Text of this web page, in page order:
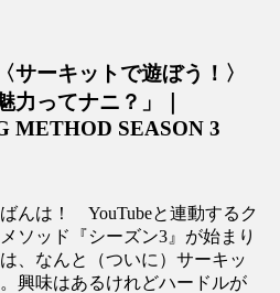
サーキットで遊ぼう！〉
力ってナニ？」｜
METHOD SEASON 3
んは！ YouTubeと連動するク
ソッド『シーズン3』が始まり
、なんと（ついに）サーキッ
興味はあるけれどハードルが